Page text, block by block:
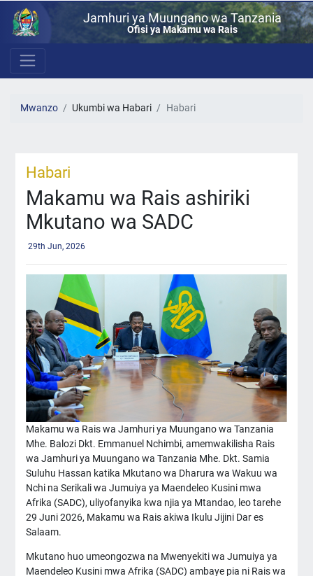
Jamhuri ya Muungano wa Tanzania
Ofisi ya Makamu wa Rais
Mwanzo Ukumbi wa Habari Habari
Habari
Makamu wa Rais ashiriki
Mkutano wa SADC
29th Jun, 2026
Makamu wa Rais wa Jamhuri ya Muungano wa Tanzania
Mhe. Balozi Dkt. Emmanuel Nchimbi, amemwakilisha Rais
wa Jamhuri ya Muungano wa Tanzania Mhe. Dkt. Samia
Suluhu Hassan katika Mkutano wa Dharura wa Wakuu wa
Nchi na Serikali wa Jumuiya ya Maendeleo Kusini mwa
Afrika (SADC), uliyofanyika kwa njia ya Mtandao, leo tarehe
29 Juni 2026, Makamu wa Rais akiwa Ikulu Jijini Dar es
Salaam.
Mkutano huo umeongozwa na Mwenyekiti wa Jumuiya ya
Maendeleo Kusini mwa Afrika (SADC) ambaye pia ni Rais wa